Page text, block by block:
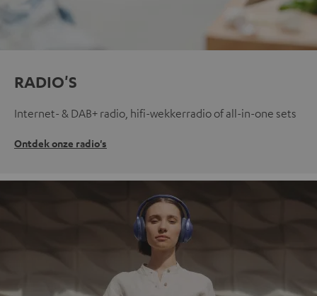
RADIO'S
Internet- & DAB+ radio, hifi-wekkerradio of all-in-one sets
Ontdek onze radio's